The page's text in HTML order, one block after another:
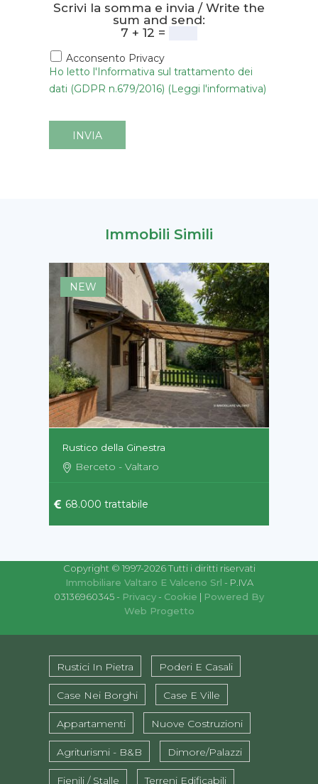
Scrivi la somma e invia / Write the
sum and send:
7 + 12 =
Acconsento Privacy
Ho letto l'Informativa sul trattamento dei
dati (GDPR n.679/2016) (Leggi l'informativa)
INVIA
Immobili Simili
NEW
Rustico della Ginestra
Berceto - Valtaro
68.000 trattabile
Copyright © 1997-2026 Tutti i diritti riservati
Immobiliare Valtaro E Valceno Srl - P.IVA
03136960345 - Privacy - Cookie | Powered By
Web Progetto
Rustici In Pietra Poderi E Casali
Case Nei Borghi Case E Ville
Appartamenti Nuove Costruzioni
Agriturismi - B&B Dimore/Palazzi
Fienili / Stalle Terreni Edificabili